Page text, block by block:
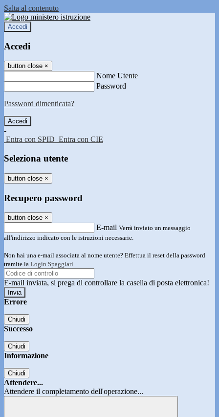
Salta al contenuto
Accedi
Accedi
button close ×
Nome Utente
Password
Password dimenticata?
-
Entra con SPID Entra con CIE
Seleziona utente
button close ×
Recupero password
button close ×
E-mail Verrà inviato un messaggio
all'indirizzo indicato con le istruzioni necessarie.
Non hai una e-mail associata al nome utente? Effettua il reset della password
tramite la Login Spaggiari
E-mail inviata, si prega di controllare la casella di posta elettronica!
Errore
Chiudi
Successo
Chiudi
Informazione
Chiudi
Attendere...
Attendere il completamento dell'operazione...